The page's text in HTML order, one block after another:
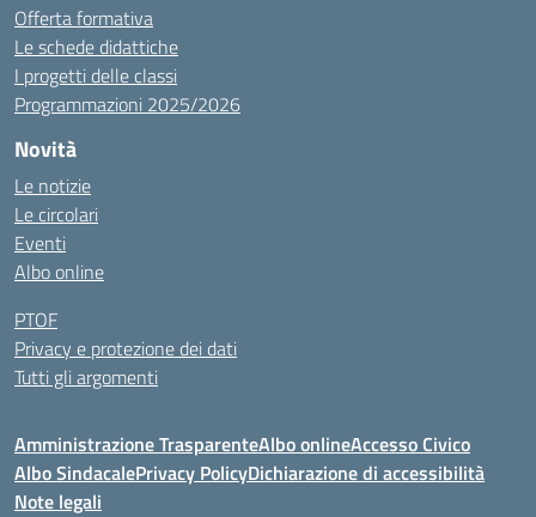
Offerta formativa
Le schede didattiche
I progetti delle classi
Programmazioni 2025/2026
Novità
Le notizie
Le circolari
Eventi
Albo online
PTOF
Privacy e protezione dei dati
Tutti gli argomenti
Amministrazione TrasparenteAlbo onlineAccesso Civico
Albo SindacalePrivacy PolicyDichiarazione di accessibilità
Note legali